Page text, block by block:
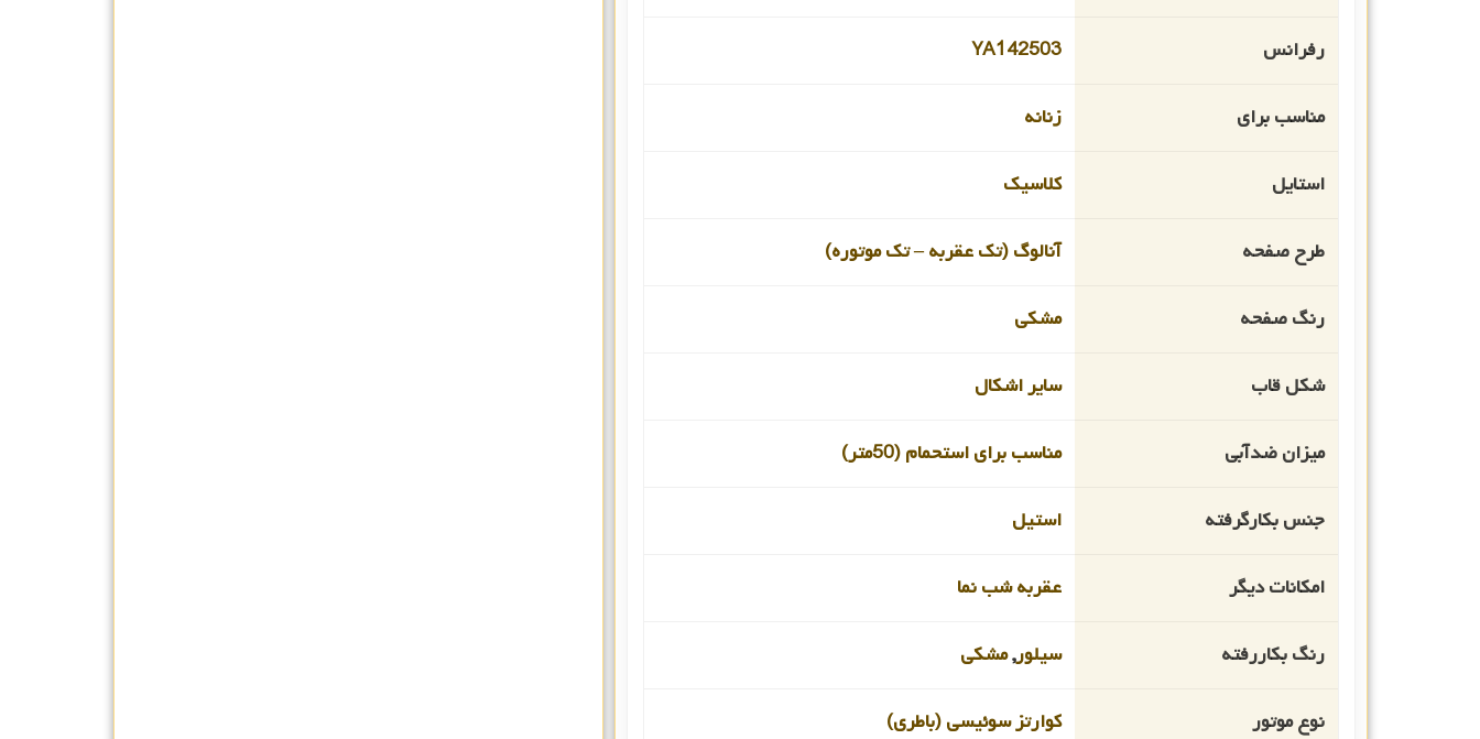
رفرانس YA142503
مناسب برای زنانه
استایل کلاسیک
طرح صفحه آنالوگ (تک عقربه – تک موتوره)
رنگ صفحه مشکی
شکل قاب سایر اشکال
میزان ضدآبی مناسب برای استحمام (50متر)
جنس بکارگرفته استیل
امکانات دیگر عقربه شب نما
رنگ بکاررفته سیلور,مشکی
نوع موتور کوارتز سوئیسی (باطری)